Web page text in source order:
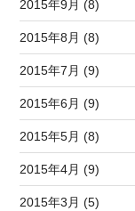
2015年9月 (8)
2015年8月 (8)
2015年7月 (9)
2015年6月 (9)
2015年5月 (8)
2015年4月 (9)
2015年3月 (5)